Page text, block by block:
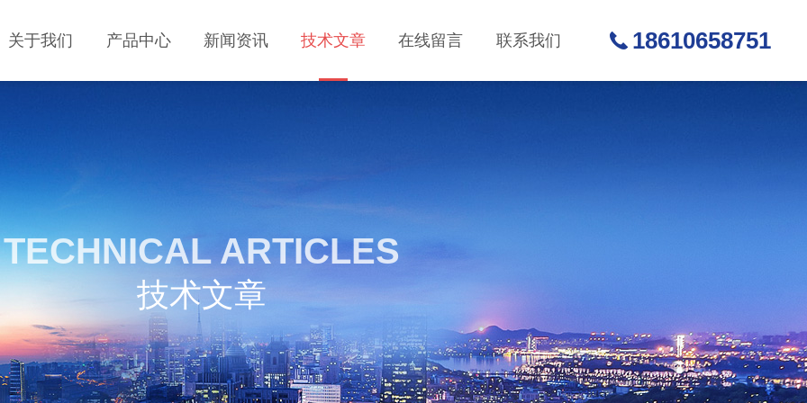
关于我们 产品中心 新闻资讯 技术文章 在线留言 联系我们 18610658751
TECHNICAL ARTICLES
技术文章